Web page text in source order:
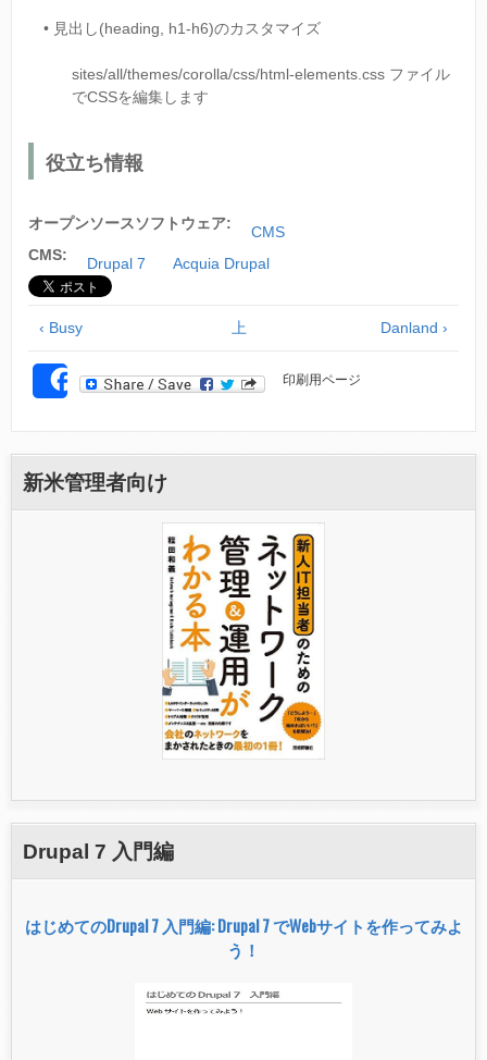
• 見出し(heading, h1-h6)のカスタマイズ
sites/all/themes/corolla/css/html-elements.css ファイル
でCSSを編集します
役立ち情報
オープンソースソフトウェア:
CMS
CMS:
Drupal 7 Acquia Drupal
‹ Busy 上 Danland ›
SHARE 印刷用ページ
新米管理者向け
Drupal 7 入門編
はじめてのDrupal 7 入門編: Drupal 7 でWebサイトを作ってみよ
う！